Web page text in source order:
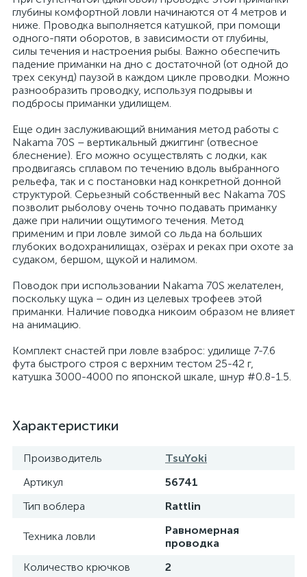
глубины комфортной ловли начинаются от 4 метров и
ниже. Проводка выполняется катушкой, при помощи
одного-пяти оборотов, в зависимости от глубины,
силы течения и настроения рыбы. Важно обеспечить
падение приманки на дно с достаточной (от одной до
трех секунд) паузой в каждом цикле проводки. Можно
разнообразить проводку, используя подрывы и
подбросы приманки удилищем.
Еще один заслуживающий внимания метод работы с
Nakama 70S – вертикальный джиггинг (отвесное
блеснение). Его можно осуществлять с лодки, как
продвигаясь сплавом по течению вдоль выбранного
рельефа, так и с постановки над конкретной донной
структурой. Серьезный собственный вес Nakama 70S
позволит рыболову очень точно подавать приманку
даже при наличии ощутимого течения. Метод
применим и при ловле зимой со льда на больших
глубоких водохранилищах, озёрах и реках при охоте за
судаком, бершом, щукой и налимом.
Поводок при использовании Nakama 70S желателен,
поскольку щука – один из целевых трофеев этой
приманки. Наличие поводка никоим образом не влияет
на анимацию.
Комплект снастей при ловле взаброс: удилище 7-7.6
фута быстрого строя с верхним тестом 25-42 г,
катушка 3000-4000 по японской шкале, шнур #0.8-1.5.
Характеристики
Производитель
TsuYoki
Артикул
56741
Тип воблера
Rattlin
Техника ловли
Равномерная
проводка
Количество крючков
2